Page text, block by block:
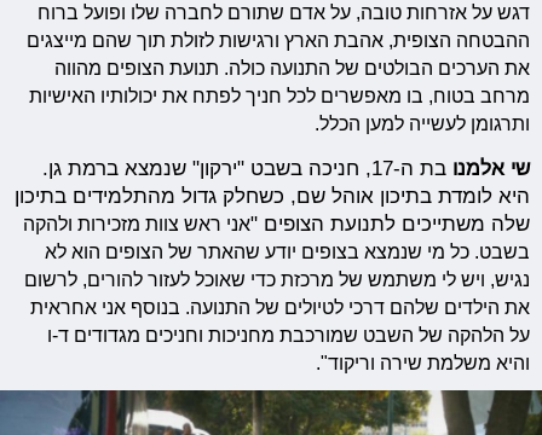
דגש על אזרחות טובה, על אדם שתורם לחברה שלו ופועל ברוח
ההבטחה הצופית, אהבת הארץ ורגישות לזולת תוך שהם מייצגים
את הערכים הבולטים של התנועה כולה. תנועת הצופים מהווה
מרחב בטוח, בו מאפשרים לכל חניך לפתח את יכולותיו האישיות
ותרגומן לעשייה למען הכלל.
שי אלמנו
בת ה-17, חניכה בשבט "ירקון" שנמצא ברמת גן.
היא לומדת בתיכון אוהל שם, כשחלק גדול מהתלמידים בתיכון
שלה משתייכים לתנועת הצופים "אני ראש צוות מזכירות ולהקה
בשבט. כל מי שנמצא בצופים יודע שהאתר של הצופים הוא לא
נגיש, ויש לי משתמש של מרכזת כדי שאוכל לעזור להורים, לרשום
את הילדים שלהם דרכי לטיולים של התנועה. בנוסףאני אחראית
על הלהקה של השבט שמורכבת מחניכות וחניכים מגדודים ד-ו
והיא משלמת שירה וריקוד".